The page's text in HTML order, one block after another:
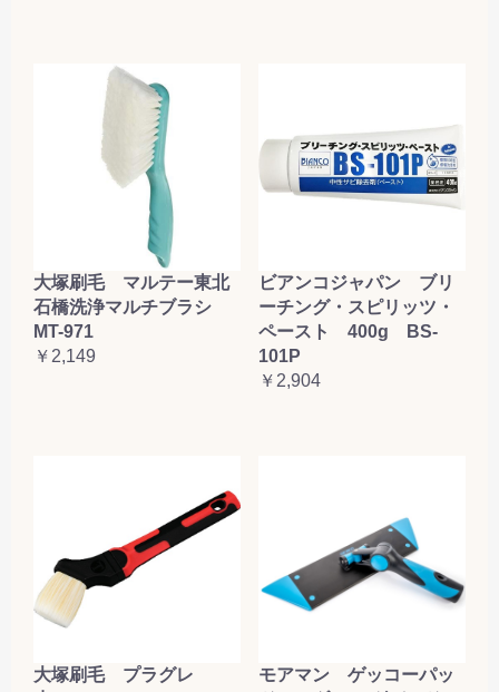
大塚刷毛 マルテー東北
石橋洗浄マルチブラシ
MT-971
￥2,149
ビアンコジャパン ブリ
ーチング・スピリッツ・
ペースト 400g BS-
101P
￥2,904
大塚刷毛 プラグレ
モアマン ゲッコーパッ